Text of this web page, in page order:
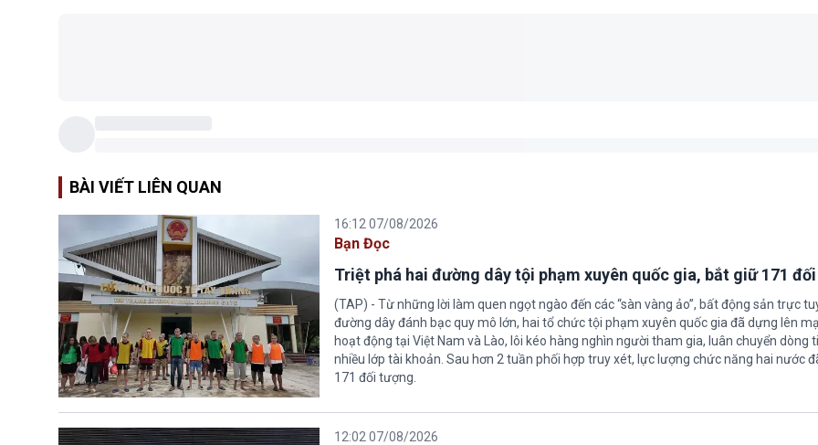
BÀI VIẾT LIÊN QUAN
16:12 07/08/2026
Bạn Đọc
Triệt phá hai đường dây tội phạm xuyên quốc gia, bắt giữ 171
(TAP) - Từ những lời làm quen ngọt ngào đến các “sàn vàng ảo”, bất động sản trực
đường dây đánh bạc quy mô lớn, hai tổ chức tội phạm xuyên quốc gia đã dựng lên
hoạt động tại Việt Nam và Lào, lôi kéo hàng nghìn người tham gia, luân chuyển dòng
nhiều lớp tài khoản. Sau hơn 2 tuần phối hợp truy xét, lực lượng chức năng hai nước
171 đối tượng.
12:02 07/08/2026